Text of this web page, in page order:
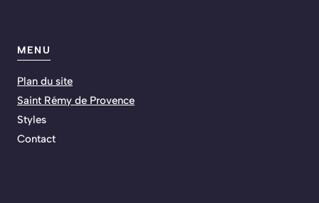
MENU
Plan du site
Saint Rémy de Provence
Styles
Contact